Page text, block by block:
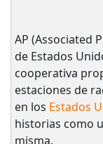
AP (Associated
de Estados
cooperativa
estaciones de
en los Estados
historias como
misma.